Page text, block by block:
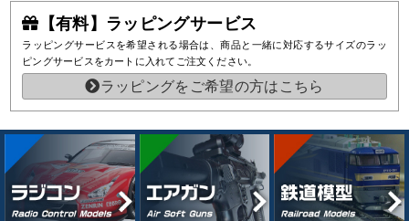
【有料】ラッピングサービス
ラッピングサービスを希望される場合は、商品と一緒に対応するサイズのラッ
ピングサービスをカートに入れてご注文ください。
ラッピングをご希望の方はこちら